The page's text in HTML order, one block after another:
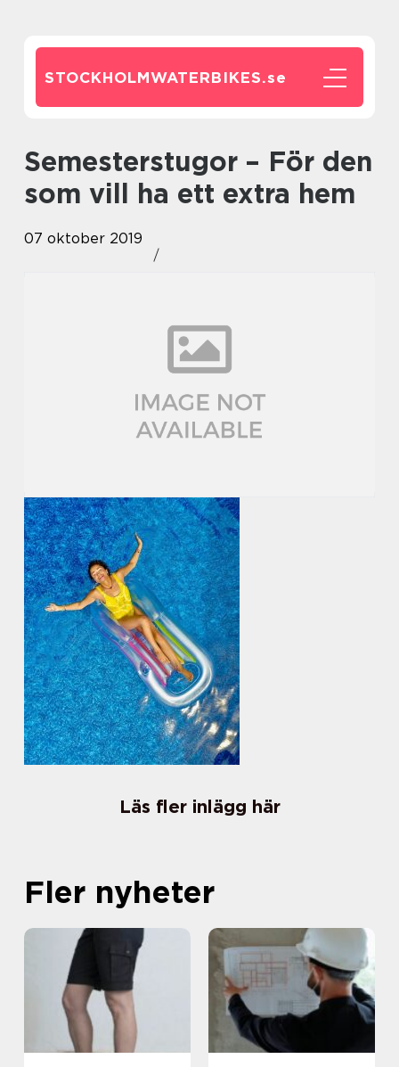
STOCKHOLMWATERBIKES.se
Semesterstugor – För den
som vill ha ett extra hem
07 oktober 2019
Läs fler inlägg här
Fler nyheter